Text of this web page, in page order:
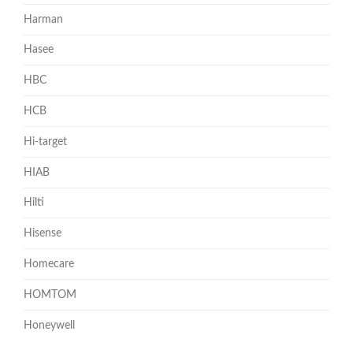
Harman
Hasee
HBC
HCB
Hi-target
HIAB
Hilti
Hisense
Homecare
HOMTOM
Honeywell